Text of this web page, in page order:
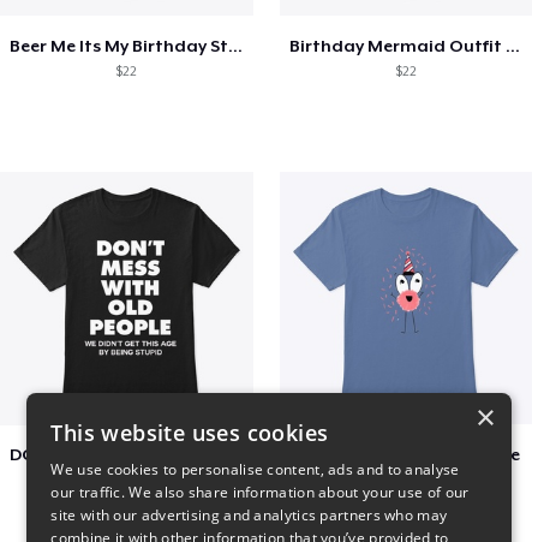
Beer Me Its My Birthday St Patricks Day
$22
Birthday Mermaid Outfit Costume
$22
$48
Adoption Is Both celebrate
$22
×
This website uses cookies
We use cookies to personalise content, ads and to analyse
our traffic. We also share information about your use of our
site with our advertising and analytics partners who may
combine it with other information that you’ve provided to